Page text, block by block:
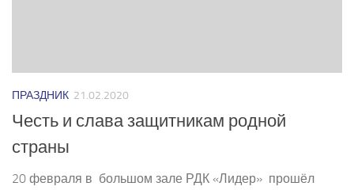
ПРАЗДНИК 21.02.2020
Честь и слава защитникам родной
страны
20 февраля в большом зале РДК «Лидер» прошёл